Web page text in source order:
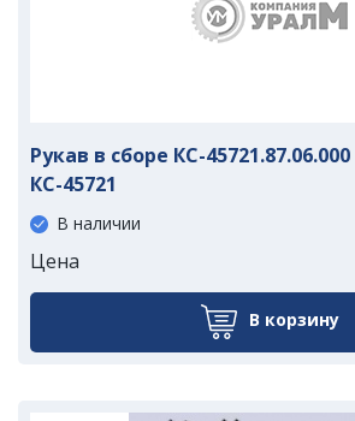
Рукав в сборе КС-
КС-45721
В наличии
Цена
В корзину